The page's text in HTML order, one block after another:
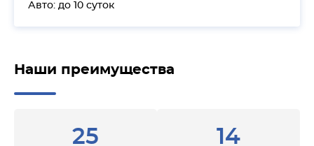
Авто: до 10 суток
Наши преимущества
25 14